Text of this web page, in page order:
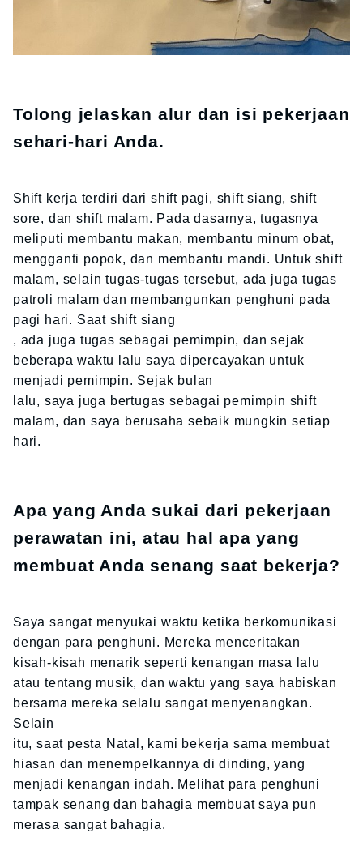
Tolong jelaskan alur dan isi pekerjaan
sehari-hari Anda.
Shift kerja terdiri dari shift pagi, shift siang, shift
sore, dan shift malam. Pada dasarnya, tugasnya
meliputi membantu makan, membantu minum obat,
mengganti popok, dan membantu mandi. Untuk shift
malam, selain tugas-tugas tersebut, ada juga tugas
patroli malam dan membangunkan penghuni pada
pagi hari. Saat shift siang
, ada juga tugas sebagai pemimpin, dan sejak
beberapa waktu lalu saya dipercayakan untuk
menjadi pemimpin. Sejak bulan
lalu, saya juga bertugas sebagai pemimpin shift
malam, dan saya berusaha sebaik mungkin setiap
hari.
Apa yang Anda sukai dari pekerjaan
perawatan ini, atau hal apa yang
membuat Anda senang saat bekerja?
Saya sangat menyukai waktu ketika berkomunikasi
dengan para penghuni. Mereka menceritakan
kisah-kisah menarik seperti kenangan masa lalu
atau tentang musik, dan waktu yang saya habiskan
bersama mereka selalu sangat menyenangkan.
Selain
itu, saat pesta Natal, kami bekerja sama membuat
hiasan dan menempelkannya di dinding, yang
menjadi kenangan indah. Melihat para penghuni
tampak senang dan bahagia membuat saya pun
merasa sangat bahagia.